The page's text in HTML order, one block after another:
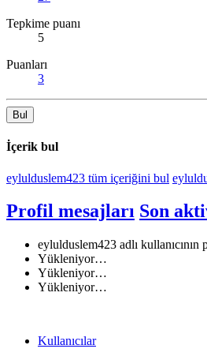
Tepkime puanı
5
Puanları
3
Bul
İçerik bul
eylulduslem423 tüm içeriğini bul
Profil mesajları Son
eylulduslem423 adlı
Yükleniyor…
Yükleniyor…
Yükleniyor…
Kullanıcılar